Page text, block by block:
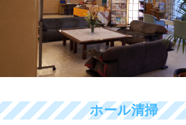
ホール清掃